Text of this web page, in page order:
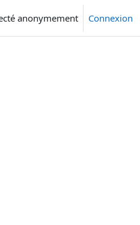
anonymement Connexion